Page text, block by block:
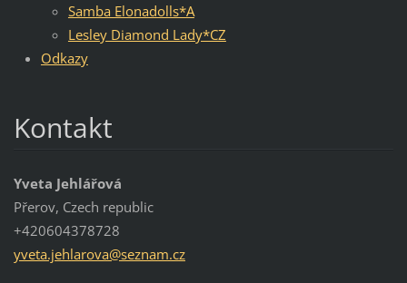
Samba Elonadolls*A
Lesley Diamond Lady*CZ
Odkazy
Kontakt
Yveta Jehlářová
Přerov, Czech republic
+420604378728
yveta.jehlarova@seznam.cz